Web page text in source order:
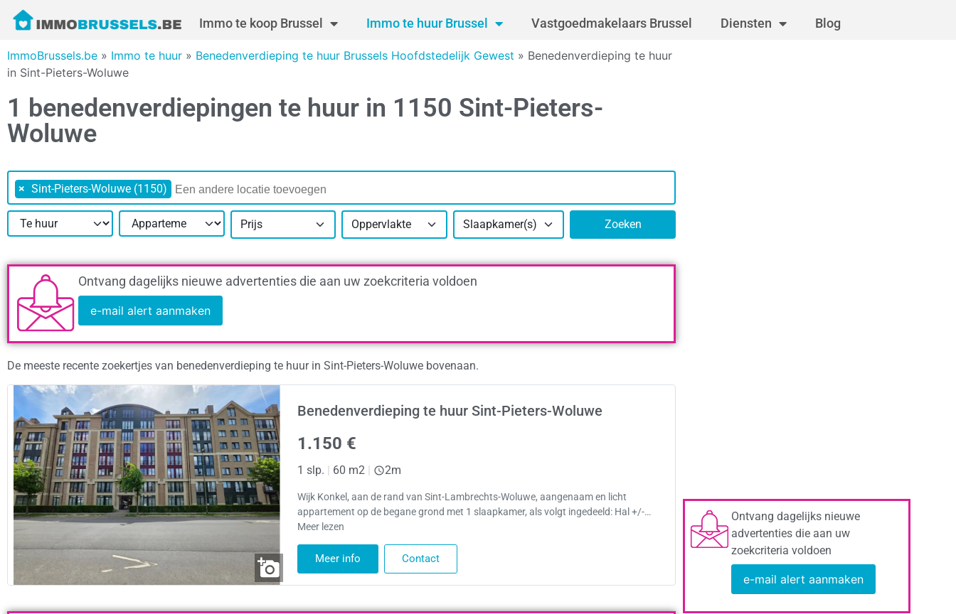
Immo te koop Brussel Immo te huur Brussel Vastgoedmakelaars Brussel Diensten Blog
ImmoBrussels.be » Immo te huur » Benedenverdieping te huur Brussels Hoofdstedelijk Gewest » Benedenverdieping te huur
in Sint-Pieters-Woluwe
1 benedenverdiepingen te huur in 1150 Sint-Pieters-
Woluwe
× Sint-Pieters-Woluwe (1150)
Prijs Oppervlakte Slaapkamer(s) Zoeken
Ontvang dagelijks nieuwe advertenties die aan uw zoekcriteria voldoen
e-mail alert aanmaken
De meeste recente zoekertjes van benedenverdieping te huur in Sint-Pieters-Woluwe bovenaan.
Benedenverdieping te huur Sint-Pieters-Woluwe
1.150 €
1 slp. 60 m2 2m
Wijk Konkel, aan de rand van Sint-Lambrechts-Woluwe, aangenaam en licht
appartement op de begane grond met 1 slaapkamer, als volgt ingedeeld: Hal +/-…
Meer lezen
Meer info Contact
Ontvang dagelijks nieuwe
advertenties die aan uw
zoekcriteria voldoen
e-mail alert aanmaken